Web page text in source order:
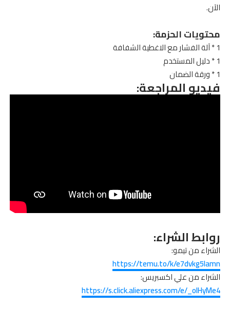
الآن.
محتويات الحزمة:
1 * آلة الفشار مع الاغطية الشفافة
1 * دليل المستخدم
1 * ورقة الضمان
فيديو المراجعة:
روابط الشراء:
الشراء من تيمو:
https://temu.to/k/e7dvkg5lamn
الشراء من علي اكسبريس:
https://s.click.aliexpress.com/e/_olHyMe4